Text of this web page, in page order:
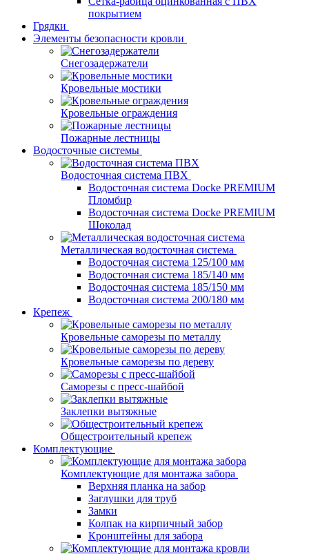
покрытием
Грядки
Элементы безопасности кровли
Снегозадержатели
Кровельные мостики
Кровельные ограждения
Пожарные лестницы
Водосточные системы
Водосточная система ПВХ
Водосточная система Docke PREMIUM
Пломбир
Водосточная система Docke PREMIUM
Шоколад
Металлическая водосточная система
Водосточная система 125/100 мм
Водосточная система 185/140 мм
Водосточная система 185/150 мм
Водосточная система 200/180 мм
Крепеж
Кровельные саморезы по металлу
Кровельные саморезы по дереву
Саморезы с пресс-шайбой
Заклепки вытяжные
Общестроительный крепеж
Комплектующие
Комплектующие для монтажа забора
Верхняя планка на забор
Заглушки для труб
Замки
Колпак на кирпичный забор
Кронштейны для забора